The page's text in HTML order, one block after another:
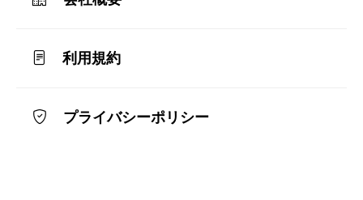
利用規約
プライバシーポリシー